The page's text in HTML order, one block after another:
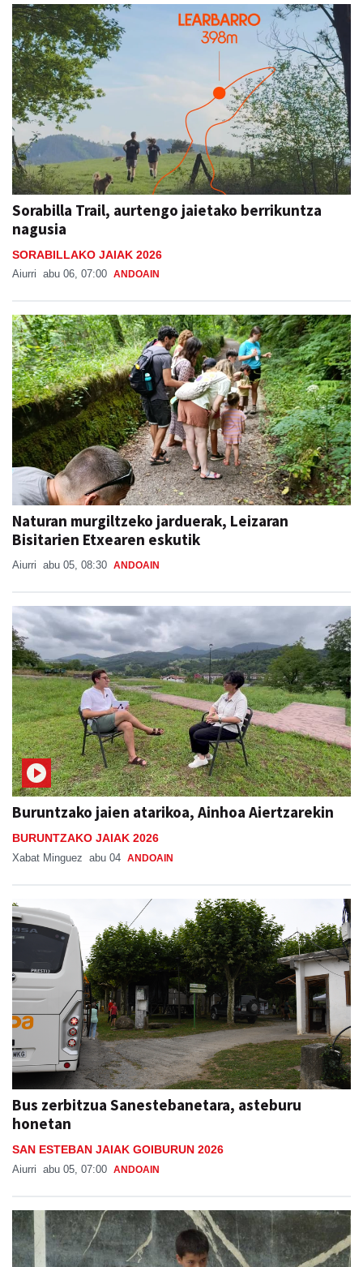
Sorabilla Trail, aurtengo jaietako berrikuntza
nagusia
SORABILLAKO JAIAK 2026
Aiurri abu 06, 07:00 ANDOAIN
Naturan murgiltzeko jarduerak, Leizaran
Bisitarien Etxearen eskutik
Aiurri abu 05, 08:30 ANDOAIN
Buruntzako jaien atarikoa, Ainhoa Aiertzarekin
BURUNTZAKO JAIAK 2026
Xabat Minguez abu 04 ANDOAIN
Bus zerbitzua Sanestebanetara, asteburu
honetan
SAN ESTEBAN JAIAK GOIBURUN 2026
Aiurri abu 05, 07:00 ANDOAIN